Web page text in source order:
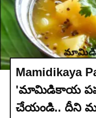
Mamidikaya
'మామిడికాయ
చేయండి.. దీని